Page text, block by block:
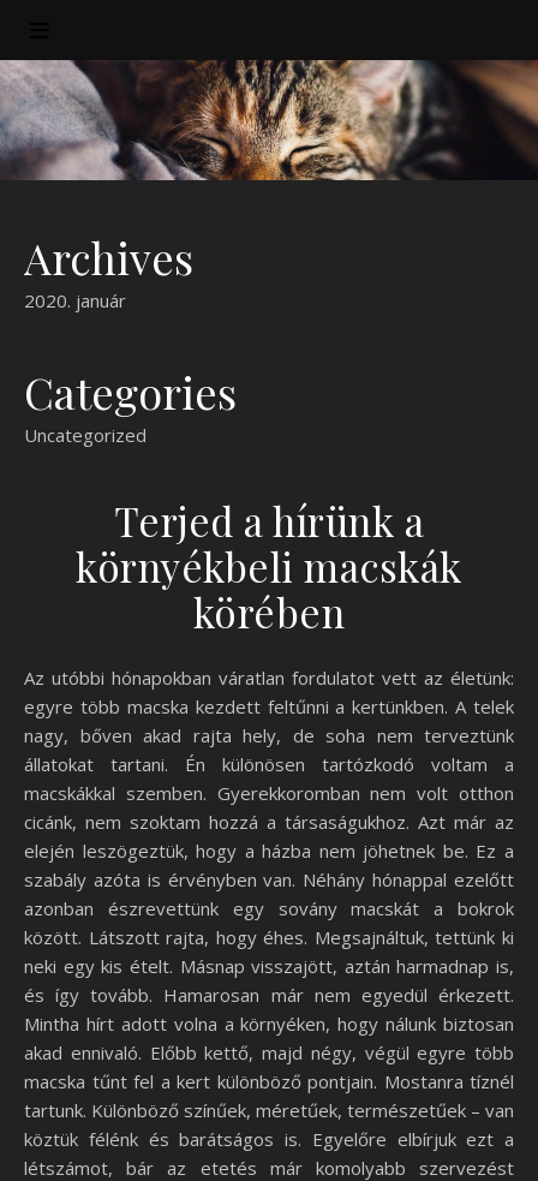
Archives
2020. január
Categories
Uncategorized
Terjed a hírünk a
környékbeli macskák
körében
Az utóbbi hónapokban váratlan fordulatot vett az életünk:
egyre több macska kezdett feltűnni a kertünkben. A telek
nagy, bőven akad rajta hely, de soha nem terveztünk
állatokat tartani. Én különösen tartózkodó voltam a
macskákkal szemben. Gyerekkoromban nem volt otthon
cicánk, nem szoktam hozzá a társaságukhoz. Azt már az
elején leszögeztük, hogy a házba nem jöhetnek be. Ez a
szabály azóta is érvényben van. Néhány hónappal ezelőtt
azonban észrevettünk egy sovány macskát a bokrok
között. Látszott rajta, hogy éhes. Megsajnáltuk, tettünk ki
neki egy kis ételt. Másnap visszajött, aztán harmadnap is,
és így tovább. Hamarosan már nem egyedül érkezett.
Mintha hírt adott volna a környéken, hogy nálunk biztosan
akad ennivaló. Előbb kettő, majd négy, végül egyre több
macska tűnt fel a kert különböző pontjain. Mostanra tíznél
tartunk. Különböző színűek, méretűek, természetűek – van
köztük félénk és barátságos is. Egyelőre elbírjuk ezt a
létszámot, bár az etetés már komolyabb szervezést